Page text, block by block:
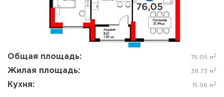
Общая площадь: 76.05 м 2
Жилая площадь: 38.73 м 2
Кухня: 15.96 м 2